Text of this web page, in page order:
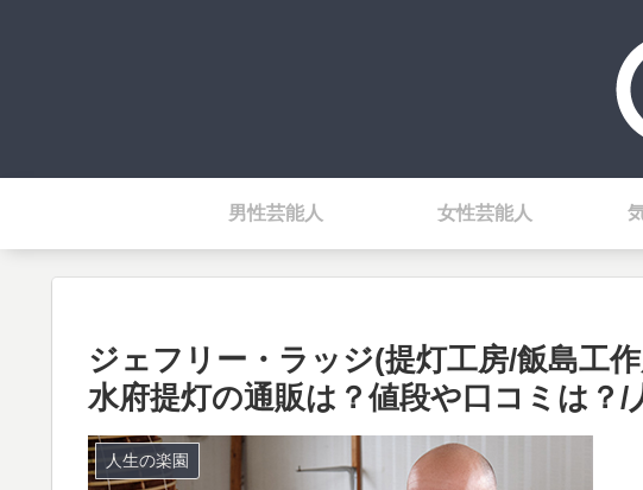
男性芸能人 女性芸能人
ジェフリー・ラッジ(提灯工房/飯島工
水府提灯の通販は？値段や口コミは？/
人生の楽園